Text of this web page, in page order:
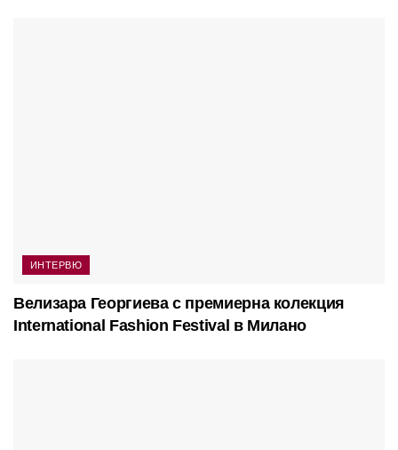
ИНТЕРВЮ
Велизара Георгиева с премиерна колекция
International Fashion Festival в Милано